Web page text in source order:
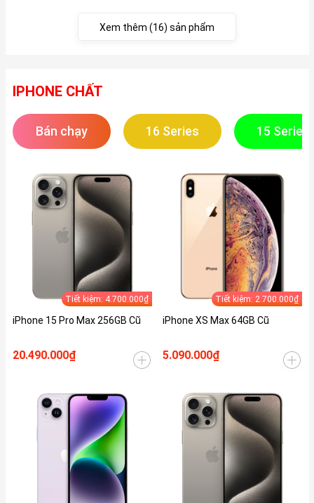
Xem thêm (16) sản phẩm
IPHONE CHẤT
Bán chạy 16 Series 15 Series
Tiết kiệm: 4.700.000₫
iPhone 15 Pro Max 256GB Cũ
20.490.000₫
Tiết kiệm: 2.700.000₫
iPhone XS Max 64GB Cũ
5.090.000₫